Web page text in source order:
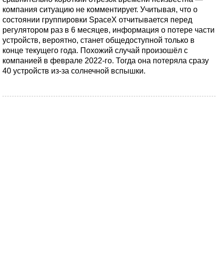
компания ситуацию не комментирует. Учитывая, что о
состоянии группировки SpaceX отчитывается перед
регулятором раз в 6 месяцев, информация о потере части
устройств, вероятно, станет общедоступной только в
конце текущего года. Похожий случай произошёл с
компанией в феврале 2022-го. Тогда она потеряла сразу
40 устройств из-за солнечной вспышки.